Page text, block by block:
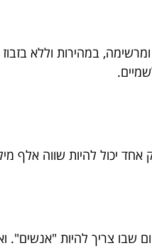
במהירות וללא
יכול להיות שווה אלף
צריך להיות "אנשים".